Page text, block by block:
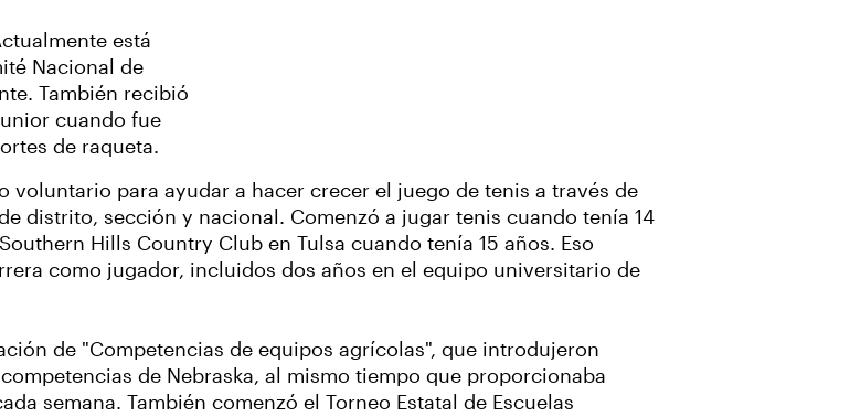
está
Nacional de
También recibió
cuando fue
de raqueta.
para ayudar a hacer crecer el juego de tenis a través de
distrito, sección y nacional. Comenzó a jugar tenis cuando tenía 14
Hills Country Club en Tulsa cuando tenía 15 años. Eso
como jugador, incluidos dos años en el equipo universitario de
de "Competencias de equipos agrícolas", que introdujeron
de Nebraska, al mismo tiempo que proporcionaba
semana. También comenzó el Torneo Estatal de Escuelas